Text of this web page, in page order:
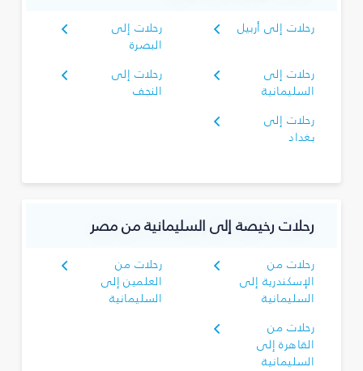
رحلات إلى أربيل
رحلات إلى
البصرة‎
رحلات إلى
السليمانية‎
رحلات إلى
النجف
رحلات إلى
بغداد
رحلات رخيصة إلى السليمانية‎ من مصر
رحلات من
الإسكندرية إلى
السليمانية‎
رحلات من
العلمين إلى
السليمانية‎
رحلات من
القاهرة إلى
السليمانية‎